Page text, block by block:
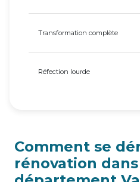
Transformation complète
Réfection lourde
Comment se
rénovation